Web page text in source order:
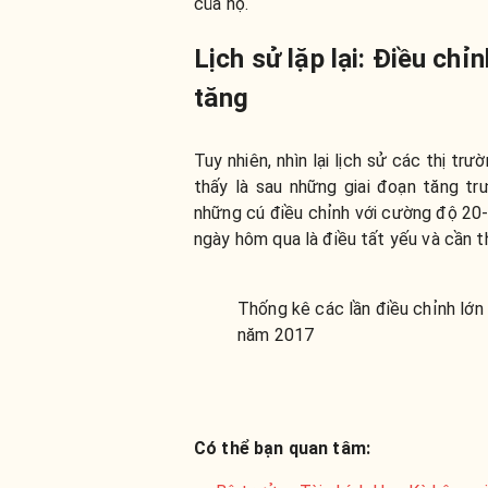
Lịch sử lặp lại: Điều
tăng
Tuy nhiên, nhìn lại lịch sử các thị
thấy là sau những giai đoạn tăng
những cú điều chỉnh với cường độ
ngày hôm qua là điều tất yếu và cần
Thống kê các lần điều chỉnh
năm 2017
Có thể bạn quan tâm: